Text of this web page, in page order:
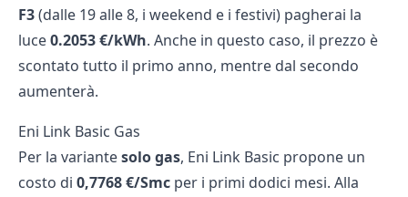
F3(dalle 19 alle 8, i weekend e i festivi) pagherai la
luce0.2053 €/kWh. Anche in questo caso, il prezzo è
scontato tutto il primo anno, mentre dal secondo
aumenterà.
Eni Link Basic Gas
Per la variantesolo gas, Eni Link Basic propone un
costo di 0,7768 €/Smc per i primi dodici mesi. Alla